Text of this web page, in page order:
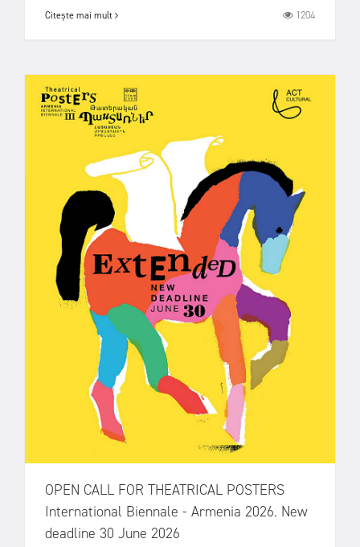
Citește mai mult 1204
OPEN CALL FOR THEATRICAL POSTERS
International Biennale - Armenia 2026. New
deadline 30 June 2026